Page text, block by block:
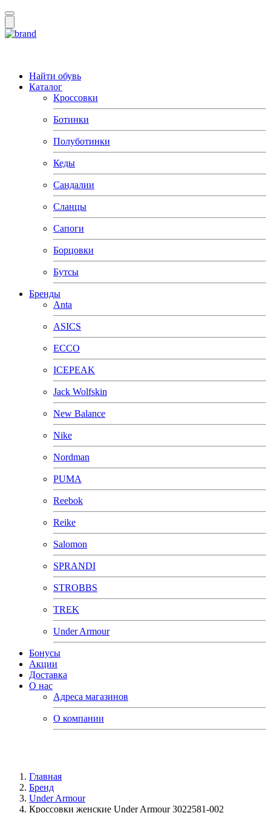
Найти обувь
Каталог
Кроссовки
Ботинки
Полуботинки
Кеды
Сандалии
Сланцы
Сапоги
Борцовки
Бутсы
Бренды
Anta
ASICS
ECCO
ICEPEAK
Jack Wolfskin
New Balance
Nike
Nordman
PUMA
Reebok
Reike
Salomon
SPRANDI
STROBBS
TREK
Under Armour
Бонусы
Акции
Доставка
О нас
Адреса магазинов
О компании
Главная
Бренд
Under Armour
Кроссовки женские Under Armour 3022581-002